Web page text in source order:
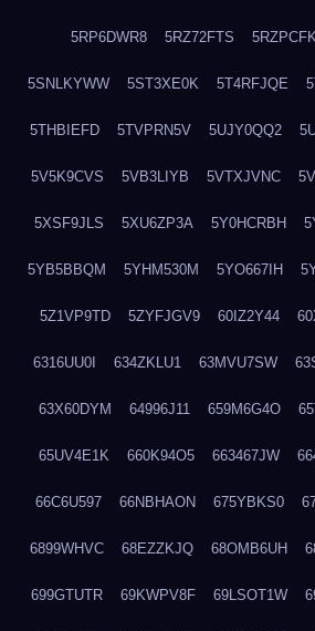
5RP6DWR8 5RZ72FTS
5SNLKYWW 5ST3XE0K 5T4RFJQE
5THBIEFD 5TVPRN5V 5UJY0QQ2
5V5K9CVS 5VB3LIYB 5VTXJVNC
5XSF9JLS 5XU6ZP3A 5Y0HCRBH
5YB5BBQM 5YHM530M 5YO667IH
5Z1VP9TD 5ZYFJGV9 60IZ2Y44
6316UU0I 634ZKLU1 63MVU7SW
63X60DYM 64996J11 659M6G4O
65UV4E1K 660K94O5 663467JW
66C6U597 66NBHAON 675YBKS0
6899WHVC 68EZZKJQ 68OMB6UH
699GTUTR 69KWPV8F 69LSOT1W